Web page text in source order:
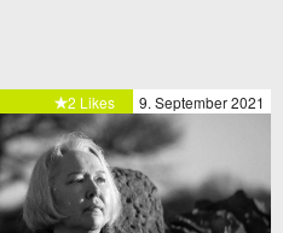
9. September 2021
2 Likes